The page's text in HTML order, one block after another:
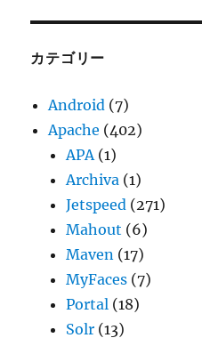
ブ
カテゴリー
Android (7)
Apache (402)
APA(1)
Archiva (1)
Jetspeed (271)
Mahout (6)
Maven (17)
MyFaces (7)
Portal (18)
Solr (13)